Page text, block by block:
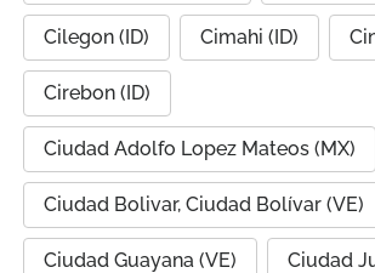
Cilegon (ID) Cimahi (ID)
Cirebon (ID)
Ciudad Adolfo Lopez Mateos (MX)
Ciudad Bolivar, Ciudad Bolívar (VE)
Ciudad Guayana (VE) Ciudad